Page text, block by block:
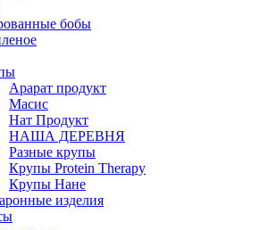
бобы
Арарат продукт
Масис
Нат Продукт
НАША ДЕРЕВНЯ
Разные крупы
Крупы Protein Therapy
Крупы Нане
изделия